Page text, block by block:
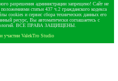
разрешения администрации запрещено! Сайт не
статьи 437 ч.2 гражданского кодекса
cookies и сервис сбора технических данных его
ресурс, Вы автоматически соглашаетесь с
ВСЕ ПРАВА ЗАЩИЩЕНЫ.
участии ValekTro Studio